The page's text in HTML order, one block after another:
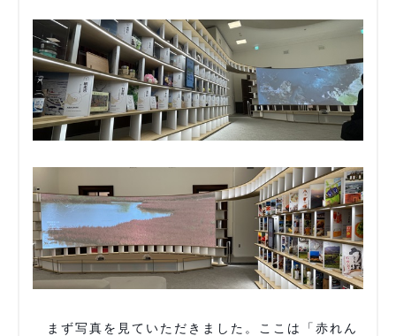
まず写真を見ていただきました。ここは「赤れん